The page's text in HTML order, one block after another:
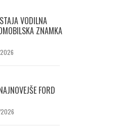
VODILNA
ZNAMKA
FORD